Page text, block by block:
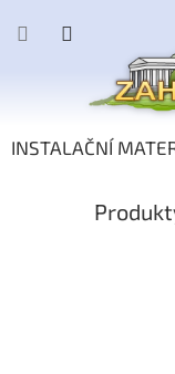
INSTALAČNÍ